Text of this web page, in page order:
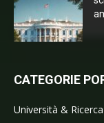
CATEGORIE
Università & Ricerca